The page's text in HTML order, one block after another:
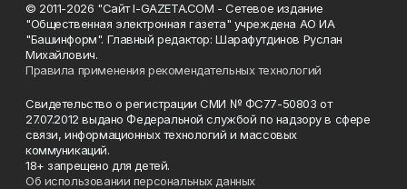
© 2011-2026 "Сайт I-GAZETA.COM - Сетевое издание
"Общественная электронная газета" учреждена АО ИА
"Башинформ". Главный редактор: Шарафутдинов Руслан
Михайлович.
Правила применения рекомендательных технологий
Свидетельство о регистрации СМИ № ФС77-50803 от
27.07.2012 выдано Федеральной службой по надзору в сфере
связи, информационных технологий и массовых
коммуникаций.
18+ запрещено для детей.
Об использовании персональных данных